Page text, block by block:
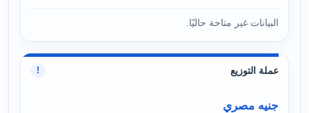
البيانات غير متاحة حاليًا.
عملة التوزيع !
جنيه مصري